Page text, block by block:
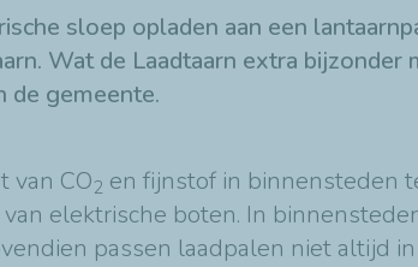
sloep opladen aan een
Wat de Laadtaarn extra
de gemeente.
van CO2 en fijnstof in binnensteden
van elektrische boten. In
passen laadpalen niet altijd